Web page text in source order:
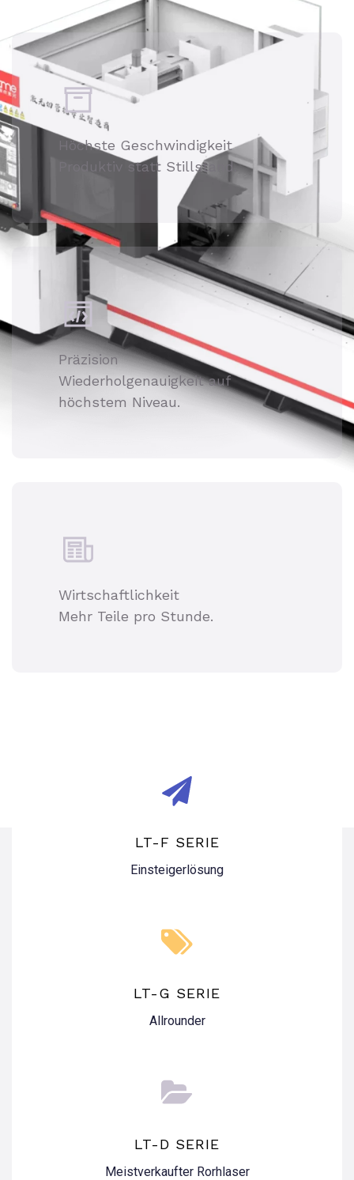
Höchste Geschwindigkeit
Produktiv statt Stillstand.
Präzision
Wiederholgenauigkeit auf
höchstem Niveau.
Wirtschaftlichkeit
Mehr Teile pro Stunde.
Unsere Rohrlaser
LT-F SERIE
Einsteigerlösung
LT-G SERIE
Allrounder
LT-D SERIE
Meistverkaufter Rorhlaser